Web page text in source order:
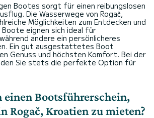
Bootes sorgt für einen reibungslosen
Die Wasserwege von Rogač,
Möglichkeiten zum Entdecken und
Boote eignen sich ideal für
andere ein persönlicheres
Ein gut ausgestattetes Boot
Genuss und höchsten Komfort. Bei der
Sie stets die perfekte Option für
einen Bootsführerschein,
Rogač, Kroatien zu mieten?